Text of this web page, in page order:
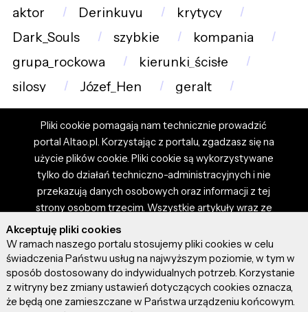
aktor
Derinkuyu
krytycy
Dark_Souls
szybkie
kompania
grupa_rockowa
kierunki_ścisłe
silosy
Józef_Hen geralt
Pliki cookie pomagają nam technicznie prowadzić
portal Altao.pl. Korzystając z portalu, zgadzasz się na
użycie plików cookie. Pliki cookie są wykorzystywane
tylko do działań techniczno-administracyjnych i nie
przekazują danych osobowych oraz informacji z tej
strony osobom trzecim. Wszystkie artykuły wraz ze
zdjęciami i materiałami dostępnymi na portalu są
własnością użytkowników. Administrator i właściciel
portalu nie ponosi odpowiedzialności za tresci
prezentowane przez autorów artykułów. Dodając
artykuł, zgadzasz się z regulaminem portalu oraz
ponosisz odpowiedzialność za wszystkie materiały
Akceptuję pliki cookies
W ramach naszego portalu stosujemy pliki cookies w celu
świadczenia Państwu usług na najwyższym poziomie, w tym w
sposób dostosowany do indywidualnych potrzeb. Korzystanie
z witryny bez zmiany ustawień dotyczących cookies oznacza,
że będą one zamieszczane w Państwa urządzeniu końcowym.